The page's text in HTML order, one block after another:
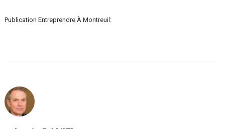
Publication Entreprendre À Montreuil: